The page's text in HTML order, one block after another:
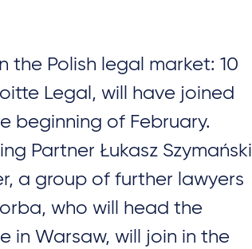
the Polish legal market: 10
Legal, will have joined
beginning of February.
Partner Łukasz Szymański
a group of further lawyers
who will head the
in Warsaw, will join in the